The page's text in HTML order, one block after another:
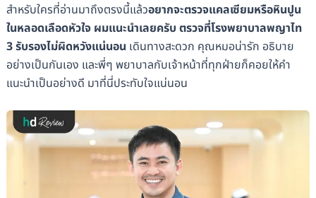
สำหรับใครที่อ่านมาถึงตรงนี้แล้วอยากจะตรวจแคลเซียมหรือหินปูน
ในหลอดเลือดหัวใจ ผมแนะนำเลยครับ ตรวจที่โรงพยาบาลพญาไท
3 รับรองไม่ผิดหวังแน่นอน เดินทางสะดวก คุณหมอน่ารัก อธิบาย
อย่างเป็นกันเอง และพี่ๆ พยาบาลกับเจ้าหน้าที่ทุกฝ่ายก็คอยให้คำ
แนะนำเป็นอย่างดี มาที่นี่ประทับใจแน่นอน